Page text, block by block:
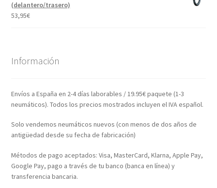
(delantero/trasero)
53,95€
Información
Envíos a España en 2-4 días laborables / 19.95€ paquete (1-3
neumáticos). Todos los precios mostrados incluyen el IVA español.
Solo vendemos neumáticos nuevos (con menos de dos años de
antigüedad desde su fecha de fabricación)
Métodos de pago aceptados: Visa, MasterCard, Klarna, Apple Pay,
Google Pay, pago a través de tu banco (banca en línea) y
transferencia bancaria.